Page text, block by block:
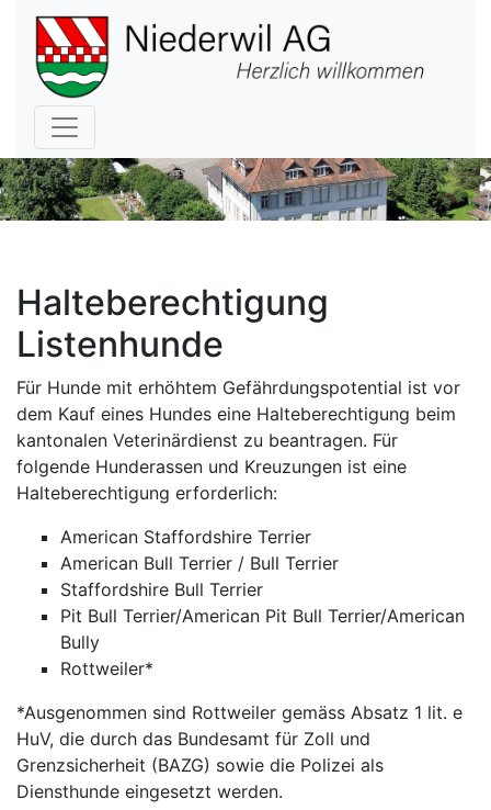
Hauptnavigation
Halteberechtigung
Listenhunde
Für Hunde mit erhöhtem Gefährdungspotential ist vor
dem Kauf eines Hundes eine Halteberechtigung beim
kantonalen Veterinärdienst zu beantragen. Für
folgende Hunderassen und Kreuzungen ist eine
Halteberechtigung erforderlich:
American Staffordshire Terrier
American Bull Terrier / Bull Terrier
Staffordshire Bull Terrier
Pit Bull Terrier/American Pit Bull Terrier/American
Bully
Rottweiler*
*Ausgenommen sind Rottweiler gemäss Absatz 1 lit. e
HuV, die durch das Bundesamt für Zoll und
Grenzsicherheit (BAZG) sowie die Polizei als
Diensthunde eingesetzt werden.